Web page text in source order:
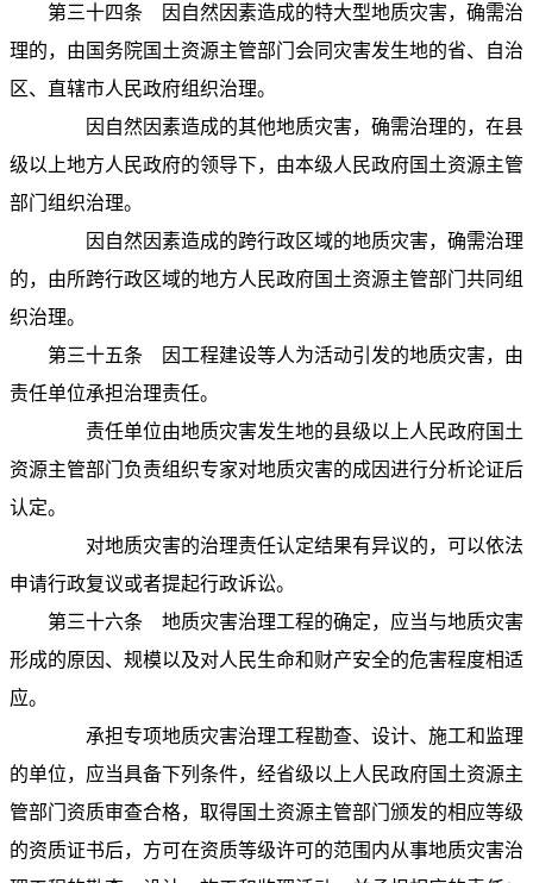
第三十四条 因自然因素造成的特大型地质灾害，确需治
理的，由国务院国土资源主管部门会同灾害发生地的省、自治
区、直辖市人民政府组织治理。
因自然因素造成的其他地质灾害，确需治理的，在县
级以上地方人民政府的领导下，由本级人民政府国土资源主管
部门组织治理。
因自然因素造成的跨行政区域的地质灾害，确需治理
的，由所跨行政区域的地方人民政府国土资源主管部门共同组
织治理。
第三十五条 因工程建设等人为活动引发的地质灾害，由
责任单位承担治理责任。
责任单位由地质灾害发生地的县级以上人民政府国土
资源主管部门负责组织专家对地质灾害的成因进行分析论证后
认定。
对地质灾害的治理责任认定结果有异议的，可以依法
申请行政复议或者提起行政诉讼。
第三十六条 地质灾害治理工程的确定，应当与地质灾害
形成的原因、规模以及对人民生命和财产安全的危害程度相适
应。
承担专项地质灾害治理工程勘查、设计、施工和监理
的单位，应当具备下列条件，经省级以上人民政府国土资源主
管部门资质审查合格，取得国土资源主管部门颁发的相应等级
的资质证书后，方可在资质等级许可的范围内从事地质灾害治